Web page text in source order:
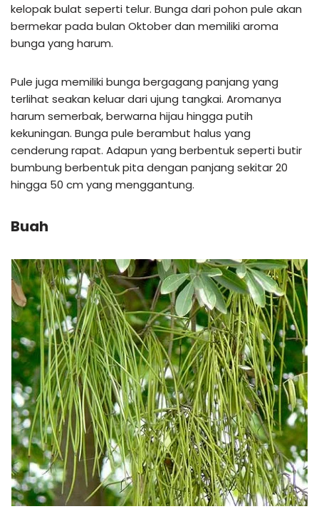
kelopak bulat seperti telur. Bunga dari pohon pule akan
bermekar pada bulan Oktober dan memiliki aroma
bunga yang harum.
Pule juga memiliki bunga bergagang panjang yang
terlihat seakan keluar dari ujung tangkai. Aromanya
harum semerbak, berwarna hijau hingga putih
kekuningan. Bunga pule berambut halus yang
cenderung rapat. Adapun yang berbentuk seperti butir
bumbung berbentuk pita dengan panjang sekitar 20
hingga 50 cm yang menggantung.
Buah